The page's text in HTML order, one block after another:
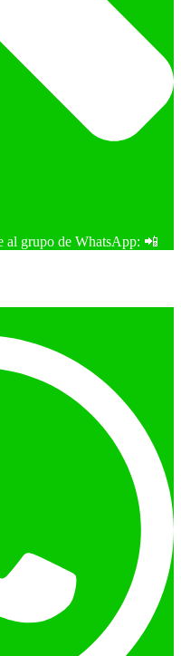
al grupo de WhatsApp: 📲